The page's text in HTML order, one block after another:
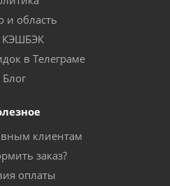
и область
КЭШБЭК
в Телеграме
Блог
клиентам
заказ?
оплаты